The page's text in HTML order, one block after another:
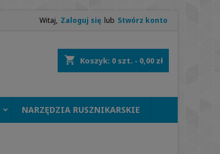
Witaj, Zaloguj się lub Stwórz konto
shopping_cart Koszyk: 0 szt. - 0,00 zł
NARZĘDZIA RUSZNIKARSKIE